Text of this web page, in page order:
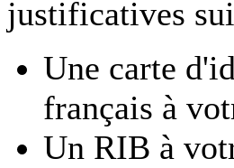
justificatives
Une carte
français à
Un RIB à